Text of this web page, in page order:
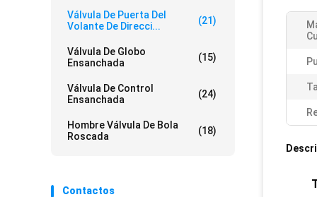
Válvula De Puerta Del
Volante De Direcci...
(21)
Válvula De Globo
Ensanchada
(15)
Válvula De Control
Ensanchada
(24)
Hombre Válvula De Bola
Roscada
(18)
Contactos